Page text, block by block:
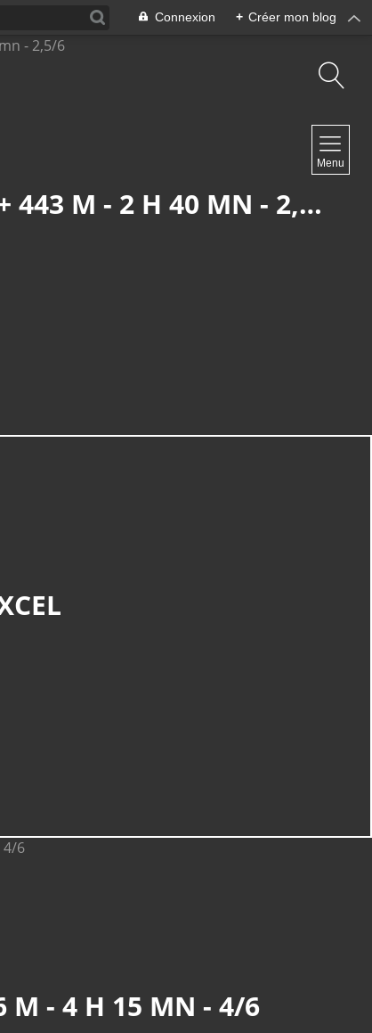
Connexion + Créer mon blog
Menu
RANSPACH : DEUX ABRIS, UNE CASCADE (R 495) - 9,5 KM - D+ 443 M - 2 H 40 MN - 2,5/6
M - 4 H 15 MN - 4/6
Contact